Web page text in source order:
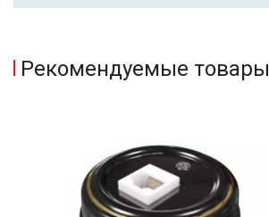
Рекомендуемые товары